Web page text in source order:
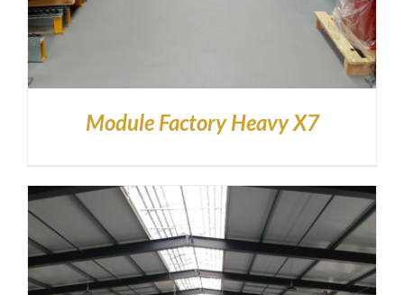
Module Factory Heavy X7